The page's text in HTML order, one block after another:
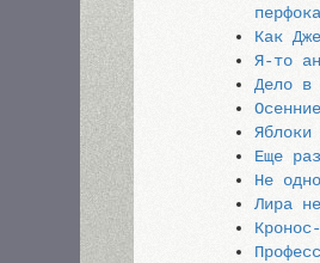
Как
Я-то
Дело в
Яблоки
Еще
Не
Лира